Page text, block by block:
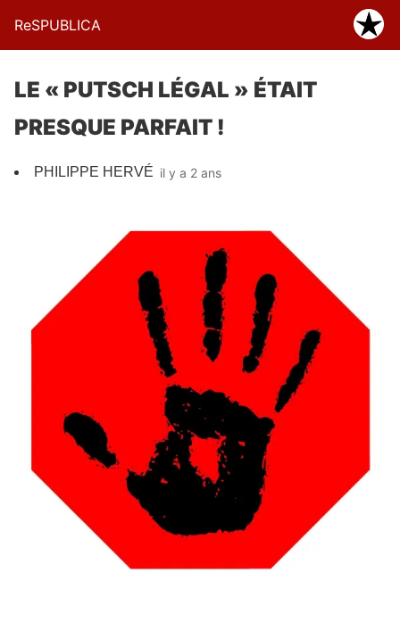
ReSPUBLICA
LE « PUTSCH LÉGAL » ÉTAIT
PRESQUE PARFAIT !
PHILIPPE HERVÉ il y a 2 ans